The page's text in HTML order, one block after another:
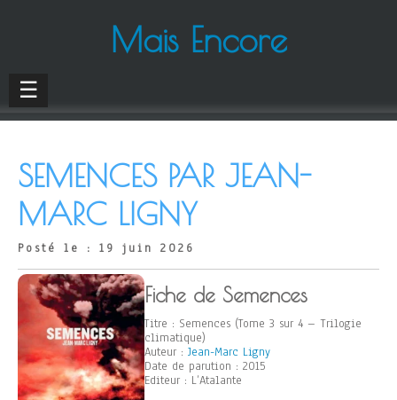
Mais Encore
☰
SEMENCES PAR JEAN-
MARC LIGNY
Posté le : 19 juin 2026
Fiche de Semences
Titre : Semences (Tome 3 sur 4 – Trilogie
climatique)
Auteur : Jean-Marc Ligny
Date de parution : 2015
Editeur : L’Atalante